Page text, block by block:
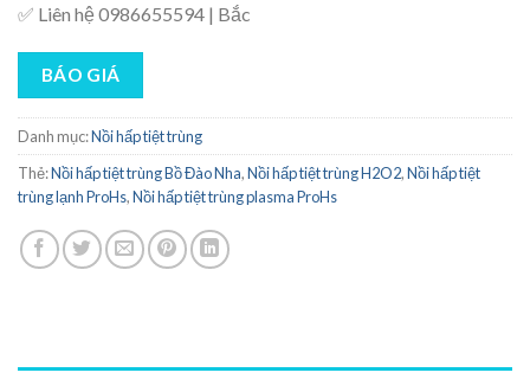
✅ Liên hệ 0986655594 | Bắc
BÁO GIÁ
Danh mục:Nồi hấp tiệt trùng
Thẻ:Nồi hấp tiệt trùng Bồ Đào Nha,Nồi hấp tiệt trùng H2O2,Nồi hấp tiệt
trùng lạnh ProHs,Nồi hấp tiệt trùng plasma ProHs